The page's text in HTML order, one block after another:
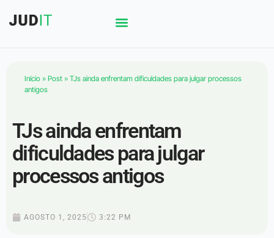
Início » Post » TJs ainda enfrentam dificuldades para julgar processos
antigos
TJs ainda enfrentam
dificuldades para julgar
processos antigos
AGOSTO 1, 2025 3:22 PM